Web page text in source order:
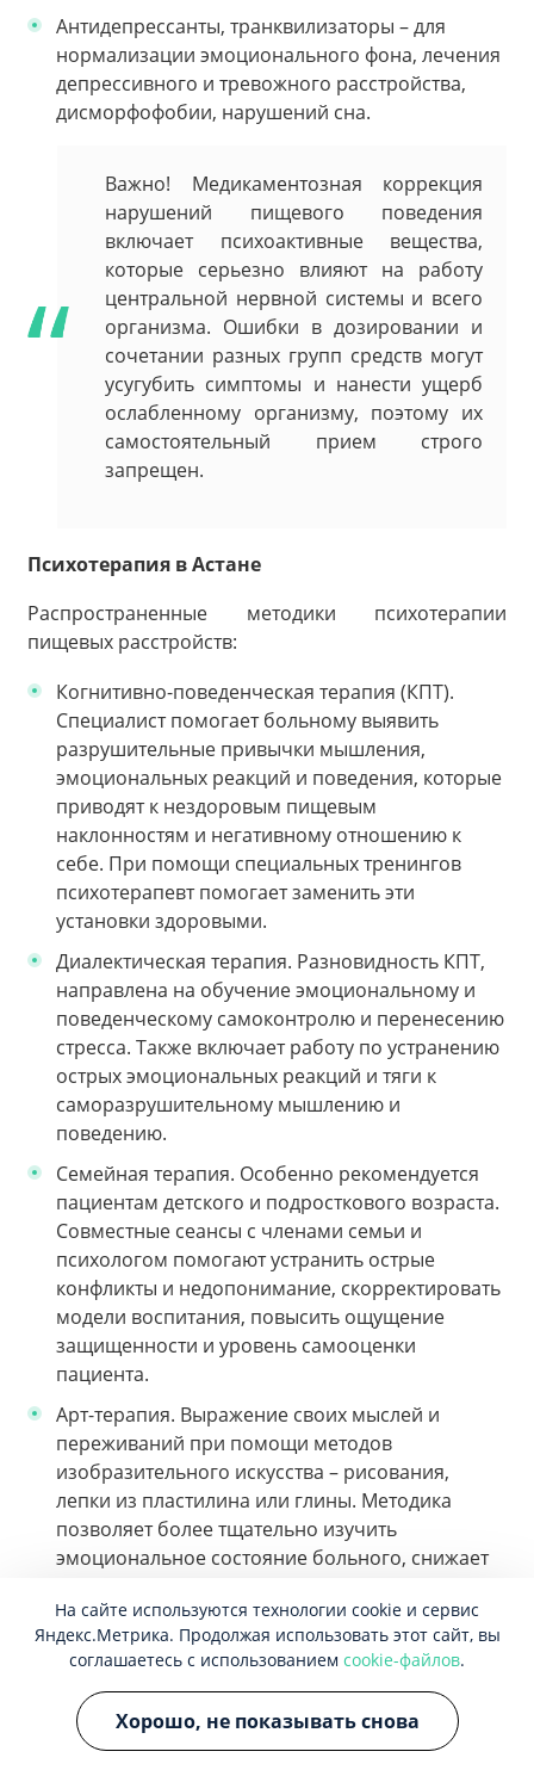
Антидепрессанты, транквилизаторы – для
нормализации эмоционального фона, лечения
депрессивного и тревожного расстройства,
дисморфофобии, нарушений сна.
Важно! Медикаментозная коррекция
нарушений пищевого поведения
включает психоактивные вещества,
которые серьезно влияют на работу
центральной нервной системы и всего
организма. Ошибки в дозировании и
сочетании разных групп средств могут
усугубить симптомы и нанести ущерб
ослабленному организму, поэтому их
самостоятельный прием строго
запрещен.
Психотерапия в Астане
Распространенные методики психотерапии
пищевых расстройств:
Когнитивно-поведенческая терапия (КПТ).
Специалист помогает больному выявить
разрушительные привычки мышления,
эмоциональных реакций и поведения, которые
приводят к нездоровым пищевым
наклонностям и негативному отношению к
себе. При помощи специальных тренингов
психотерапевт помогает заменить эти
установки здоровыми.
Диалектическая терапия. Разновидность КПТ,
направлена на обучение эмоциональному и
поведенческому самоконтролю и перенесению
стресса. Также включает работу по устранению
острых эмоциональных реакций и тяги к
саморазрушительному мышлению и
поведению.
Семейная терапия. Особенно рекомендуется
пациентам детского и подросткового возраста.
Совместные сеансы с членами семьи и
психологом помогают устранить острые
конфликты и недопонимание, скорректировать
модели воспитания, повысить ощущение
защищенности и уровень самооценки
пациента.
Арт-терапия. Выражение своих мыслей и
переживаний при помощи методов
изобразительного искусства – рисования,
лепки из пластилина или глины. Методика
позволяет более тщательно изучить
эмоциональное состояние больного, снижает
ЛФК и диетотерапия
Для терапии и профилактики – особенно в
тяжелых случаях анорексии ибулимии– крайне
важно составление системы правильного
На сайте используются технологии cookie и сервис
Яндекс.Метрика. Продолжая использовать этот сайт, вы
соглашаетесь с использованием cookie-файлов.
Хорошо, не показывать снова